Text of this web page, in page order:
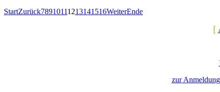
StartZurück78910111213141516WeiterEnde
[
zur